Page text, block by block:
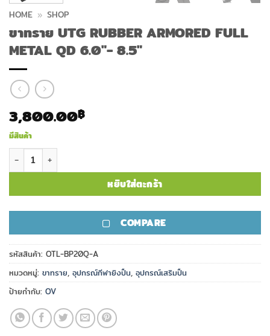
HOME » SHOP
ขาทราย UTG RUBBER ARMORED FULL
METAL QD 6.0″- 8.5″
3,800.00฿
มีสินค้า
จำนวน ขาทราย UTG RUBBER ARMORED FULL METAL QD 6.0"-
หยิบใส่ตะกร้า
COMPARE
รหัสสินค้า: OTL-BP20Q-A
หมวดหมู่: ขาทราย, อุปกรณ์กีฬายิงปืน, อุปกรณ์เสริมปืน
ป้ายกำกับ: OV